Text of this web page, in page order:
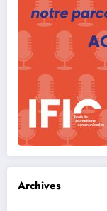
Archives